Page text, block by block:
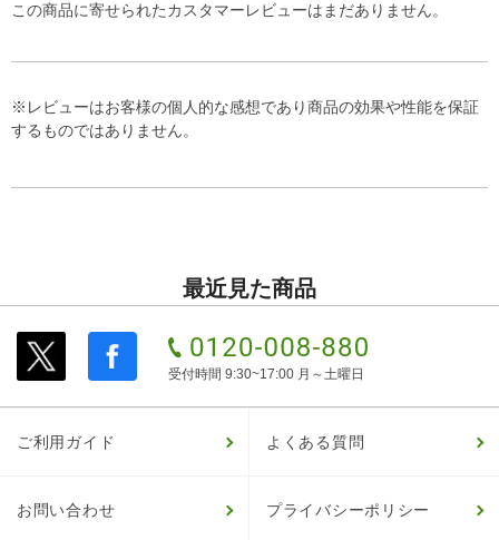
この商品に寄せられたカスタマーレビューはまだありません。
※レビューはお客様の個人的な感想であり商品の効果や性能を保証
するものではありません。
最近見た商品
受付時間 9:30~17:00 月～土曜日
ご利用ガイド よくある質問
お問い合わせ プライバシーポリシー